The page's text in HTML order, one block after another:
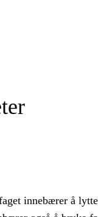
innebærer å